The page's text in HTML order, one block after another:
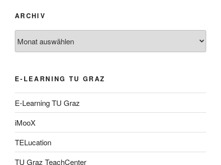
ARCHIV
E-LEARNING TU GRAZ
E-Learning TU Graz
iMooX
TELucation
TU Graz TeachCenter